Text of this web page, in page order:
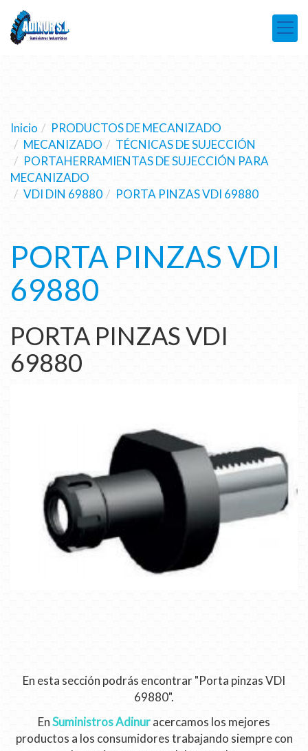
Inicio
PRODUCTOS DE MECANIZADO
MECANIZADO
TÉCNICAS DE SUJECCIÓN
PORTAHERRAMIENTAS DE SUJECCIÓN PARA
MECANIZADO
VDI DIN 69880
PORTA PINZAS VDI 69880
PORTA PINZAS VDI
69880
PORTA PINZAS VDI
69880
En esta sección podrás encontrar "Porta pinzas VDI
69880".
EnSuministros Adinuracercamos los mejores
productos a los consumidores trabajando siempre con